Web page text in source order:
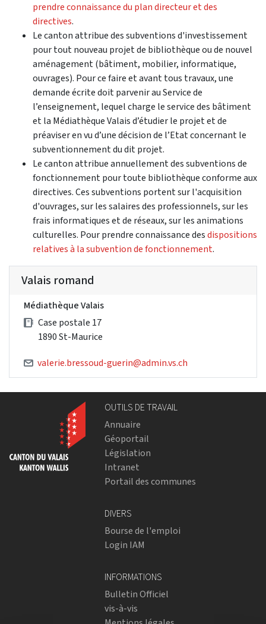
prendre connaissance du plan directeur et des
directives.
Le canton attribue des subventions d'investissement
pour tout nouveau projet de bibliothèque ou de nouvel
aménagement (bâtiment, mobilier, informatique,
ouvrages). Pour ce faire et avant tous travaux, une
demande écrite doit parvenir au Service de
l’enseignement, lequel charge le service des bâtiment
et la Médiathèque Valais d’étudier le projet et de
préaviser en vu d’une décision de l’Etat concernant le
subventionnement du dit projet.
Le canton attribue annuellement des subventions de
fonctionnement pour toute bibliothèque conforme aux
directives. Ces subventions portent sur l'acquisition
d'ouvrages, sur les salaires des professionnels, sur les
frais informatiques et de réseaux, sur les animations
culturelles. Pour prendre connaissance desdispositions
relatives à la subvention de fonctionnement.
Valais romand
Médiathèque Valais
Case postale 17
1890 St-Maurice
valerie.bressoud-guerin@admin.vs.ch
OUTILS DE TRAVAIL
Annuaire
Géoportail
Législation
Intranet
Portail des communes
DIVERS
Bourse de l'emploi
Login IAM
INFORMATIONS
Bulletin Officiel
vis-à-vis